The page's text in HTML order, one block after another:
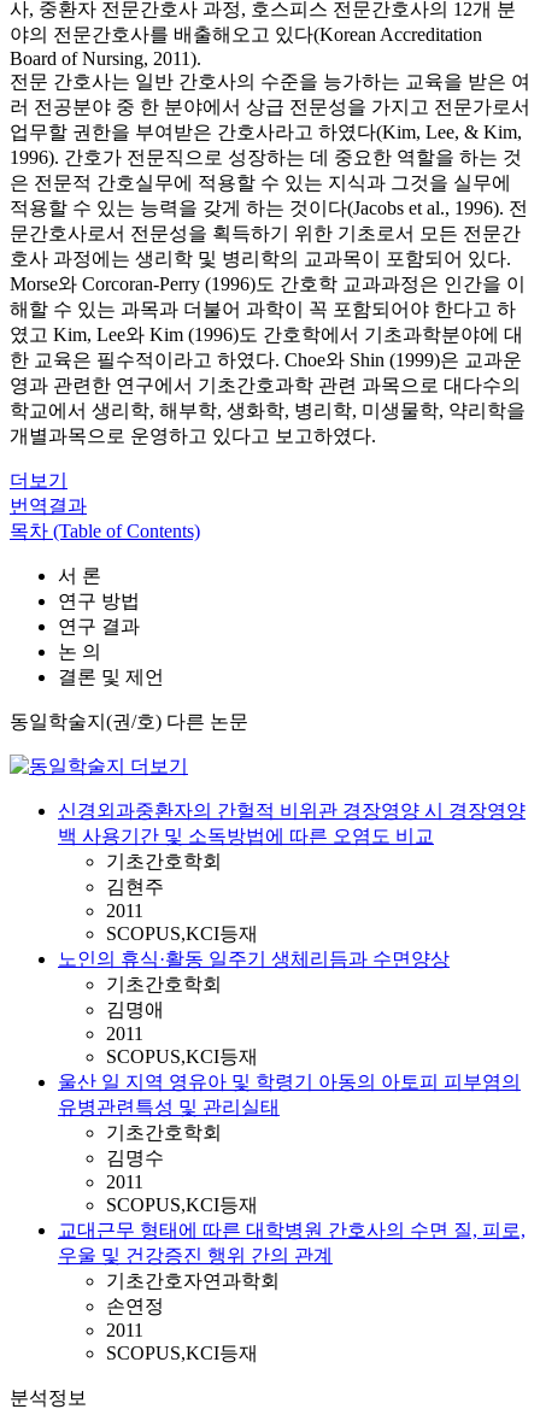
사, 중환자 전문간호사 과정, 호스피스 전문간호사의 12개 분
야의 전문간호사를 배출해오고 있다(Korean Accreditation
Board of Nursing, 2011).
전문 간호사는 일반 간호사의 수준을 능가하는 교육을 받은 여
러 전공분야 중 한 분야에서 상급 전문성을 가지고 전문가로서
업무할 권한을 부여받은 간호사라고 하였다(Kim, Lee, & Kim,
1996). 간호가 전문직으로 성장하는 데 중요한 역할을 하는 것
은 전문적 간호실무에 적용할 수 있는 지식과 그것을 실무에
적용할 수 있는 능력을 갖게 하는 것이다(Jacobs et al., 1996). 전
문간호사로서 전문성을 획득하기 위한 기초로서 모든 전문간
호사 과정에는 생리학 및 병리학의 교과목이 포함되어 있다.
Morse와 Corcoran-Perry (1996)도 간호학 교과과정은 인간을 이
해할 수 있는 과목과 더불어 과학이 꼭 포함되어야 한다고 하
였고 Kim, Lee와 Kim (1996)도 간호학에서 기초과학분야에 대
한 교육은 필수적이라고 하였다. Choe와 Shin (1999)은 교과운
영과 관련한 연구에서 기초간호과학 관련 과목으로 대다수의
학교에서 생리학, 해부학, 생화학, 병리학, 미생물학, 약리학을
개별과목으로 운영하고 있다고 보고하였다.
더보기
번역결과
목차 (Table of Contents)
서 론
연구 방법
연구 결과
논 의
결론 및 제언
동일학술지(권/호) 다른 논문
신경외과중환자의 간헐적 비위관 경장영양 시 경장영양
백 사용기간 및 소독방법에 따른 오염도 비교
기초간호학회
김현주
2011
SCOPUS,KCI등재
노인의 휴식·활동 일주기 생체리듬과 수면양상
기초간호학회
김명애
2011
SCOPUS,KCI등재
울산 일 지역 영유아 및 학령기 아동의 아토피 피부염의
유병관련특성 및 관리실태
기초간호학회
김명수
2011
SCOPUS,KCI등재
교대근무 형태에 따른 대학병원 간호사의 수면 질, 피로,
우울 및 건강증진 행위 간의 관계
기초간호자연과학회
손연정
2011
SCOPUS,KCI등재
분석정보